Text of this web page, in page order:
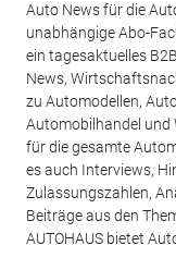
Auto News für die
unabhängige Abo-
ein tagesaktuelles
News,
zu Automodellen,
Automobilhandel und
für die gesamte
es auch Interviews,
Zulassungszahlen,
Beiträge aus den
AUTOHAUS bietet